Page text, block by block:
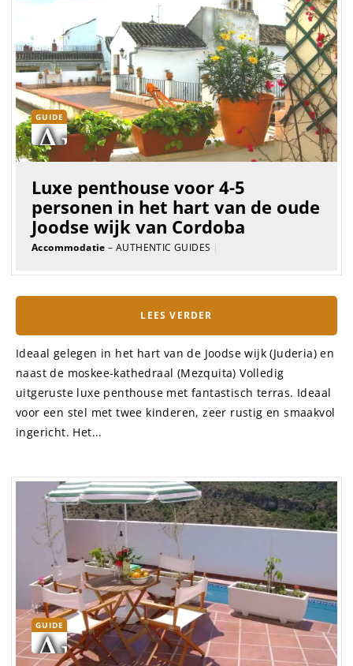
GUIDE
Luxe penthouse voor 4-5
personen in het hart van de oude
Joodse wijk van Cordoba
Accommodatie – AUTHENTIC GUIDES |
LEES VERDER
Ideaal gelegen in het hart van de Joodse wijk (Juderia) en
naast de moskee-kathedraal (Mezquita) Volledig
uitgeruste luxe penthouse met fantastisch terras. Ideaal
voor een stel met twee kinderen, zeer rustig en smaakvol
ingericht. Het...
GUIDE